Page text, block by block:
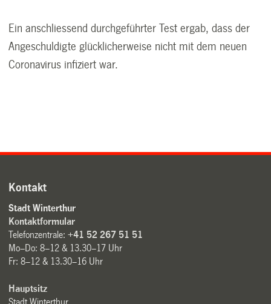
Ein anschliessend durchgeführter Test ergab, dass der
Angeschuldigte glücklicherweise nicht mit dem neuen
Coronavirus infiziert war.
Kontakt
Stadt Winterthur
Kontaktformular
Telefonzentrale:+41 52 267 51 51
Mo–Do: 8–12 & 13.30–17 Uhr
Fr: 8–12 & 13.30–16 Uhr
Hauptsitz
Stadt Winterthur